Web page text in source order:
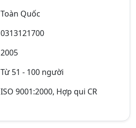
Toàn Quốc
0313121700
2005
Từ 51 - 100 người
ISO 9001:2000, Hợp qui CR